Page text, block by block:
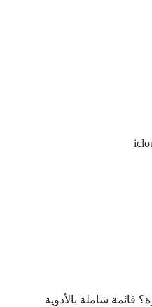
قائمة شاملة بالأدوية